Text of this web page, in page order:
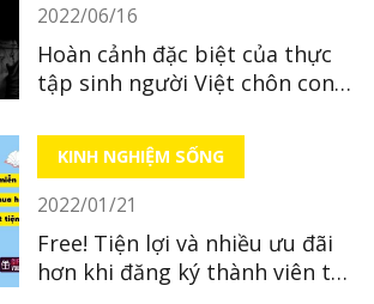
2022/06/16
Hoàn cảnh đặc biệt của thực
tập sinh người Việt chôn con
KINH NGHIỆM SỐNG
2022/01/21
Free! Tiện lợi và nhiều ưu đãi
hơn khi đăng ký thành viên tại